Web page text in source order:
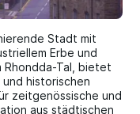
Stadt mit
Erbe und
Tal, bietet
historischen
zeitgenössische und
aus städtischen